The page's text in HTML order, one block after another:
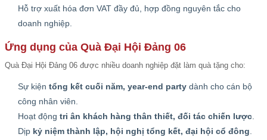
Hỗ trợ xuất hóa đơn VAT đầy đủ, hợp đồng nguyên tắc cho
doanh nghiệp.
Ứng dụng của Quà Đại Hội Đảng 06
Quà Đại Hội Đảng 06 được nhiều doanh nghiệp đặt làm quà tặng cho:
Sự kiện tổng kết cuối năm, year-end party dành cho cán bộ
công nhân viên.
Hoạt động tri ân khách hàng thân thiết, đối tác chiến lược
Dịp kỷ niệm thành lập, hội nghị tổng kết, đại hội cổ đông